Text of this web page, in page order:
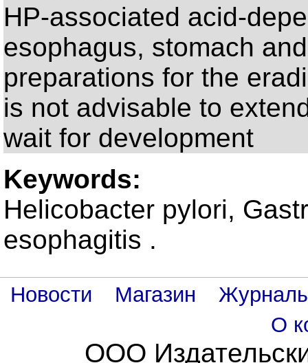
HP-associated acid-
esophagus, stomach
preparations for the
is not advisable to
wait for development
Keywords:
Helicobacter pylori,
esophagitis .
Новости Магазин
О
ООО